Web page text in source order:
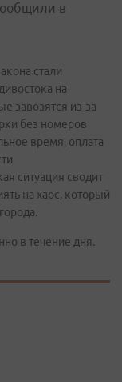
в
стали
на
завозятся из-за
без номеров
время, оплата
ситуация сводит
на хаос, который
в течение дня.